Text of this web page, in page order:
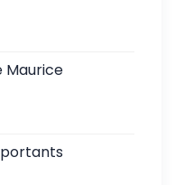
Maurice